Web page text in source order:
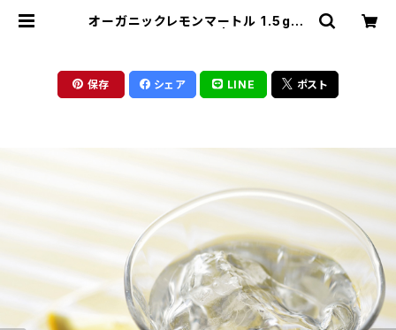
オーガニックレモンマートル 1.5g×1
保存 シェア LINE ポスト